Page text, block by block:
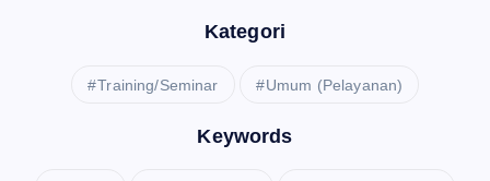
Kategori
Training/Seminar Umum (Pelayanan)
Keywords